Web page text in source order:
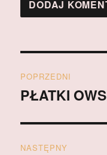
wpisu
POPRZEDNI
Poprzedni
PŁATKI
NASTĘPNY